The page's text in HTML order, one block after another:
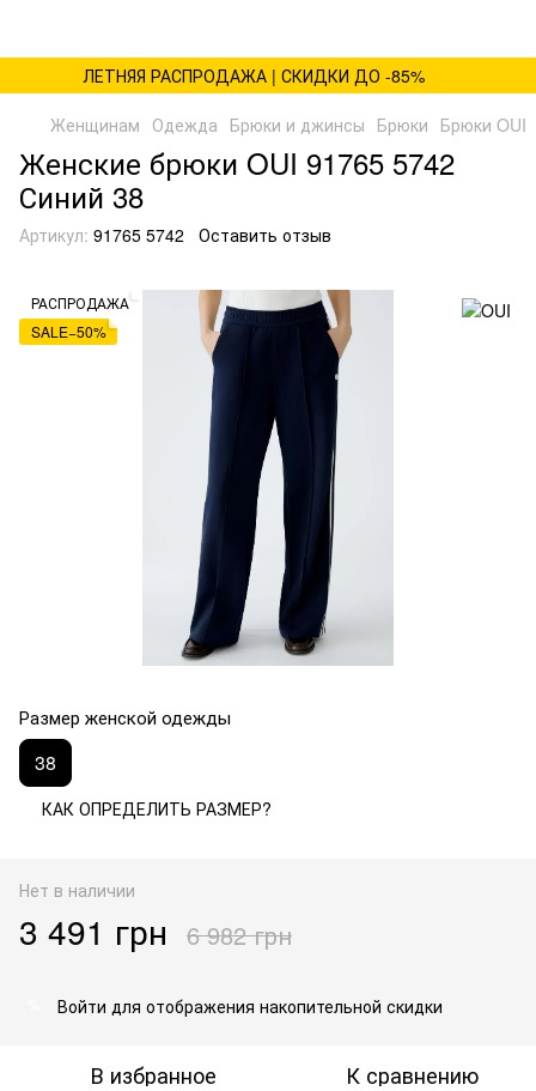
ЛЕТНЯЯ РАСПРОДАЖА | СКИДКИ ДО -85%
Женщинам Одежда Брюки и джинсы Брюки Брюки OUI
Женские брюки OUI 91765 5742
Синий 38
Артикул: 91765 5742 Оставить отзыв
РАСПРОДАЖА
SALE−50%
Размер женской одежды
38
КАК ОПРЕДЕЛИТЬ РАЗМЕР?
Нет в наличии
3 491 грн 6 982 грн
Войти для отображения накопительной скидки
В избранное К сравнению